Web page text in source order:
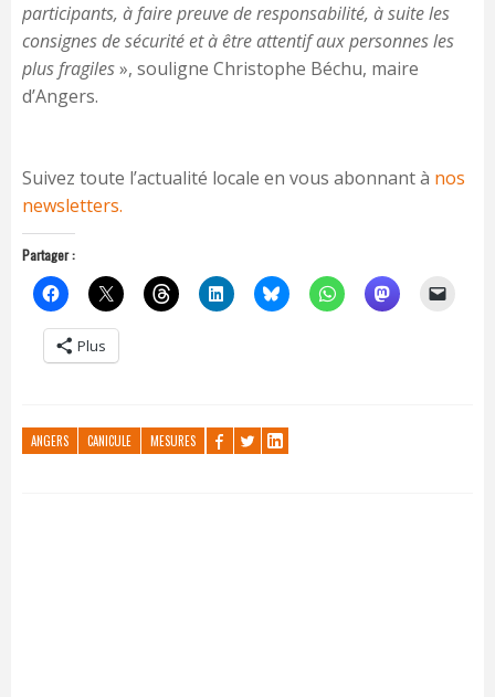
participants, à faire preuve de responsabilité, à suite les
consignes de sécurité et à être attentif aux personnes les
plus fragiles», souligne Christophe Béchu, maire
d’Angers.
Suivez toute l’actualité locale en vous abonnant à nos
newsletters.
Partager :
Plus
ANGERS CANICULE MESURES